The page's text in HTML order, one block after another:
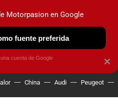
OBSERVATORIO
China Audi Peugeot
×
Motorpasion en Google
fuente preferida
cuenta de Google